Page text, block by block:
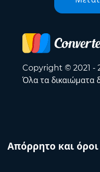
Copyright © 2021 -
Όλα τα δικαιώματα
Απόρρητο και όροι